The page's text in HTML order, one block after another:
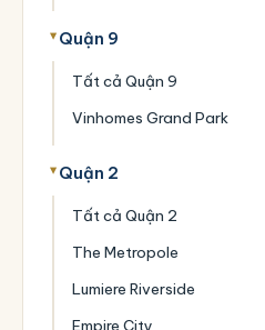
Quận 9
Tất cả Quận 9
Vinhomes Grand Park
Quận 2
Tất cả Quận 2
The Metropole
Lumiere Riverside
Empire City